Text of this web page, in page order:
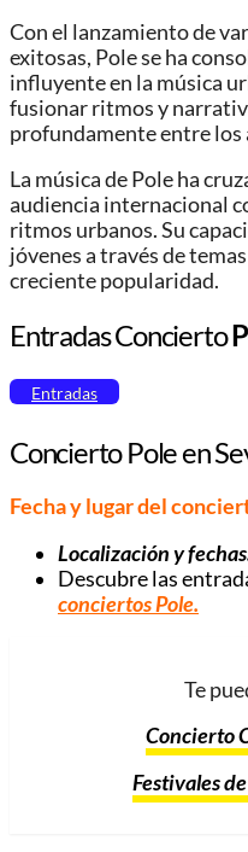
Con el lanzamiento de
exitosas, Pole se ha
influyente en la música
fusionar ritmos y
profundamente entre los
La música de Pole ha
audiencia internacional
ritmos urbanos. Su
jóvenes a través de
creciente popularidad.
Entradas Concierto
Entradas
Concierto Pole en
Fecha y lugar del
Localización y
Descubre las
conciertos Pole.
Te
Concierto
Festivales